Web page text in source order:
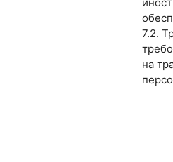
7.2.
на